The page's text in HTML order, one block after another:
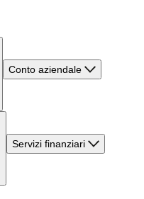
Conto aziendale
Servizi finanziari